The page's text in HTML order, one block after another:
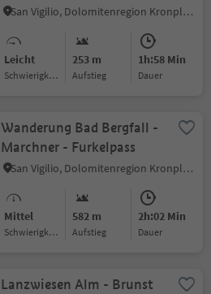
San Vigilio, Dolomitenregion Kronplatz
Leicht
Schwierigkeitsgrad
253 m
Aufstieg
1h:58 Min
Dauer
Wanderung Bad Bergfall -
Marchner - Furkelpass
San Vigilio, Dolomitenregion Kronplatz
Mittel
Schwierigkeitsgrad
582 m
Aufstieg
2h:02 Min
Dauer
Lanzwiesen Alm - Brunst